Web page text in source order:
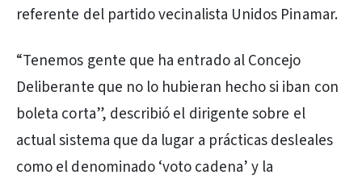
referente del partido vecinalista Unidos Pinamar.
“Tenemos gente que ha entrado al Concejo
Deliberante que no lo hubieran hecho si iban con
boleta corta”, describió el dirigente sobre el
actual sistema que da lugar a prácticas desleales
como el denominado ‘voto cadena’ y la